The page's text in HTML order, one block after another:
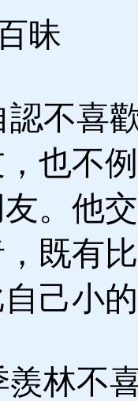
昧
不喜
也不
。他
既有
己小
林不